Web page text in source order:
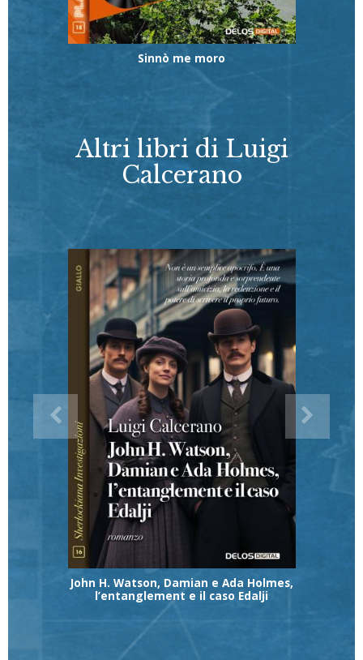
Sinnò me moro
Altri libri di Luigi
Calcerano
John H. Watson, Damian e Ada Holmes,
l’entanglement e il caso Edalji